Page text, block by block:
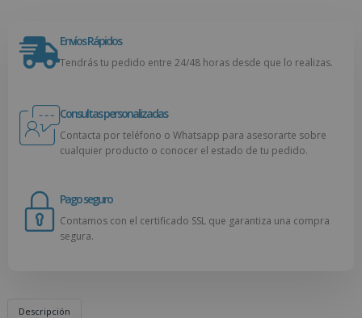
Envíos Rápidos
Tendrás tu pedido entre 24/48 horas desde que lo realizas.
Consultas personalizadas
Contacta por teléfono o Whatsapp para asesorarte sobre
cualquier producto o conocer el estado de tu pedido.
Pago seguro
Contamos con el certificado SSL que garantiza una compra
segura.
Descripción